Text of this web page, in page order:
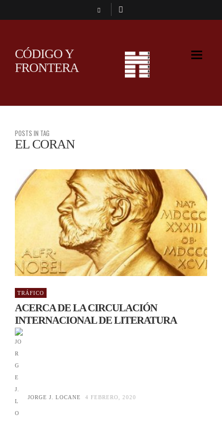
CÓDIGO Y
FRONTERA
POSTS IN TAG
EL CORAN
TRÁFICO
ACERCA DE LA CIRCULACIÓN
INTERNACIONAL DE LITERATURA
JORGE J. LOCANE 4 FEBRERO, 2020